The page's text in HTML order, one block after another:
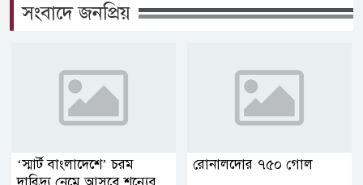
সংবাদে জনপ্রিয়
‘স্মার্ট বাংলাদেশে’ চরম
রোনালদোর ৭৫০ গোল